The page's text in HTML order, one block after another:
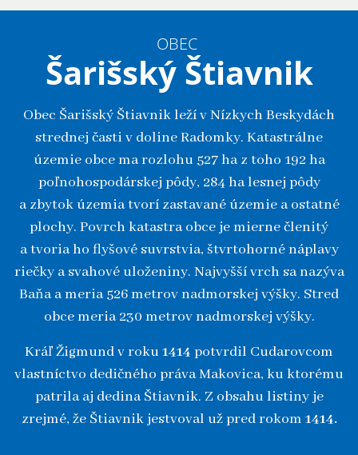
OBEC
Šarišský Štiavnik
Obec Šarišský Štiavnik leží v Nízkych Beskydách
strednej časti v doline Radomky. Katastrálne
územie obce ma rozlohu 527 ha z toho 192 ha
poľnohospodárskej pôdy, 284 ha lesnej pôdy
a zbytok územia tvorí zastavané územie a ostatné
plochy. Povrch katastra obce je mierne členitý
a tvoria ho flyšové suvrstvia, štvrtohorné náplavy
riečky a svahové uloženiny. Najvyšší vrch sa nazýva
Baňa a meria 526 metrov nadmorskej výšky. Stred
obce meria 230 metrov nadmorskej výšky.
Kráľ Žigmund v roku1414 potvrdil Cudarovcom
vlastníctvo dedičného práva Makovica, ku ktorému
patrila aj dedina Štiavnik. Z obsahu listiny je
zrejmé, že Štiavnik jestvoval už pred rokom 1414.